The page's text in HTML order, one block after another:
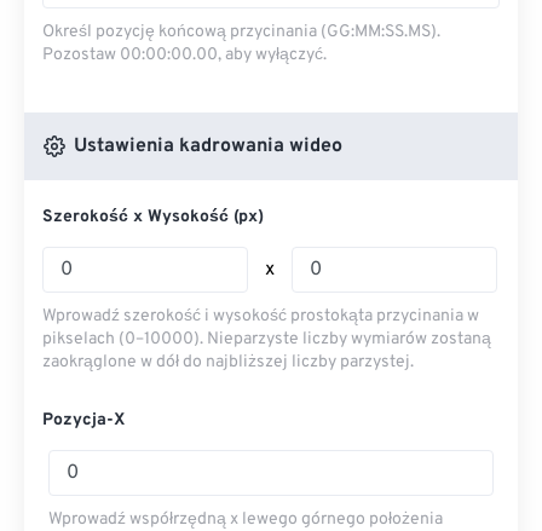
Określ pozycję końcową przycinania (GG:MM:SS.MS).
Pozostaw 00:00:00.00, aby wyłączyć.
Ustawienia kadrowania wideo
Szerokość x Wysokość (px)
x
Wprowadź szerokość i wysokość prostokąta przycinania w
pikselach (0–10000). Nieparzyste liczby wymiarów zostaną
zaokrąglone w dół do najbliższej liczby parzystej.
Pozycja-X
Wprowadź współrzędną x lewego górnego położenia